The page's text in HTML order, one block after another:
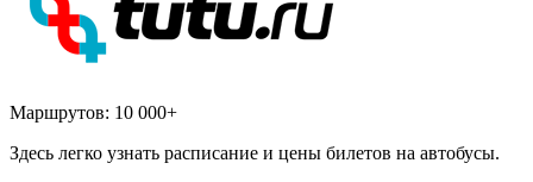
Маршрутов: 10 000+
Здесь легко узнать расписание и цены билетов на автобусы.